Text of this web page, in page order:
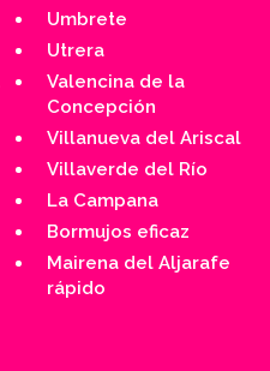
Umbrete
Utrera
Valencina de la
Concepción
Villanueva del Ariscal
Villaverde del Río
La Campana
Bormujos eficaz
Mairena del Aljarafe
rápido